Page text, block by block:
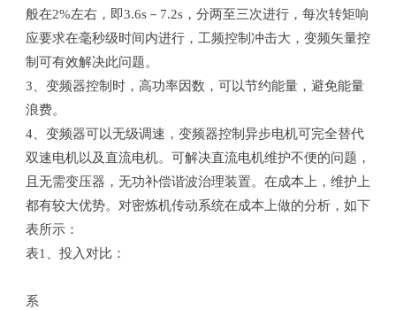
般在2%左右，即3.6s－7.2s，分两至三次进行，每次转矩响
应要求在毫秒级时间内进行，工频控制冲击大，变频矢量控
制可有效解决此问题。
3、变频器控制时，高功率因数，可以节约能量，避免能量
浪费。
4、变频器可以无级调速，变频器控制异步电机可完全替代
双速电机以及直流电机。可解决直流电机维护不便的问题，
且无需变压器，无功补偿谐波治理装置。在成本上，维护上
都有较大优势。对密炼机传动系统在成本上做的分析，如下
表所示：
表1、投入对比：
系